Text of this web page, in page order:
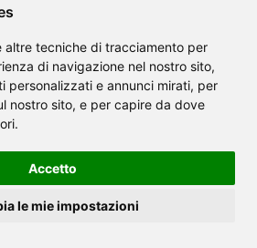
altre tecniche di tracciamento per
di navigazione nel nostro sito,
personalizzati e annunci mirati, per
nostro sito, e per capire da dove
Accetto
le mie impostazioni